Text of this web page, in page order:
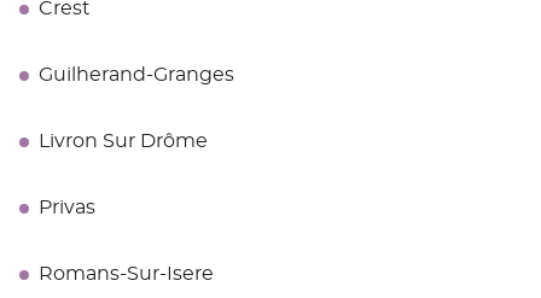
Crest
Guilherand-Granges
Livron Sur Drôme
Privas
Romans-Sur-Isere